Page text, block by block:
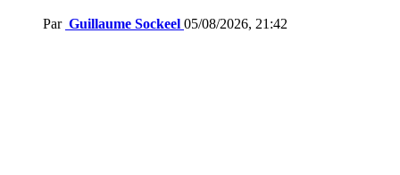
Par Guillaume Sockeel 05/08/2026, 21:42